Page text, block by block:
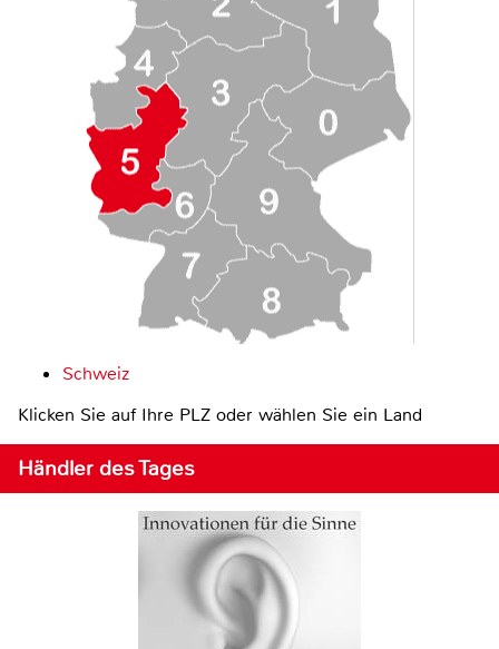
Schweiz
Klicken Sie auf Ihre PLZ oder wählen Sie ein Land
Händler des Tages